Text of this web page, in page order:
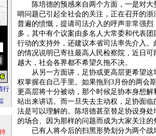
行
陈培德的预感来自两个方面，一是对大
哨问题已引起全社会的关注，正在召开的
普遍的愤慨，提请司法介入的呼声非常强
多，其中有个议案由多名人大常委和代表
行动的支持外，还建议本省司法率先介入
的情况说明已寄往最高人民检察院，近日
越大，社会各界都不希望久拖不决。
从另一方面讲，足协或更高层更希望这
权掌握在自己手里。如果拖到3月份的两会
更高层将十分被动，那个时候足协本身想
站出来讲话。而一旦失去主动权，足协面
法是可以理解的。陈培德甚至替足协设身
的场合、因为那样的问题而成为大家关注的
已有人将今后的扫黑形势划分为两个战